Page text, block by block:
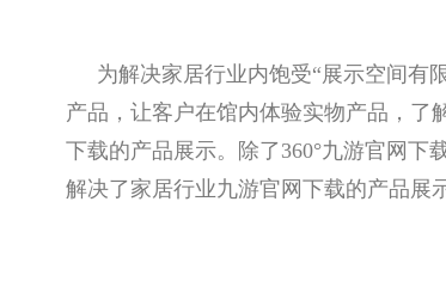
为解决家居行业内饱受“展示空间有
产品，让客户在馆内体验实物产品，了
下载的产品展示。除了360°九游官网
解决了家居行业九游官网下载的产品展